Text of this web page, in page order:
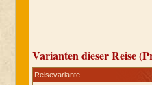
Varianten dieser Reise
Reisevariante